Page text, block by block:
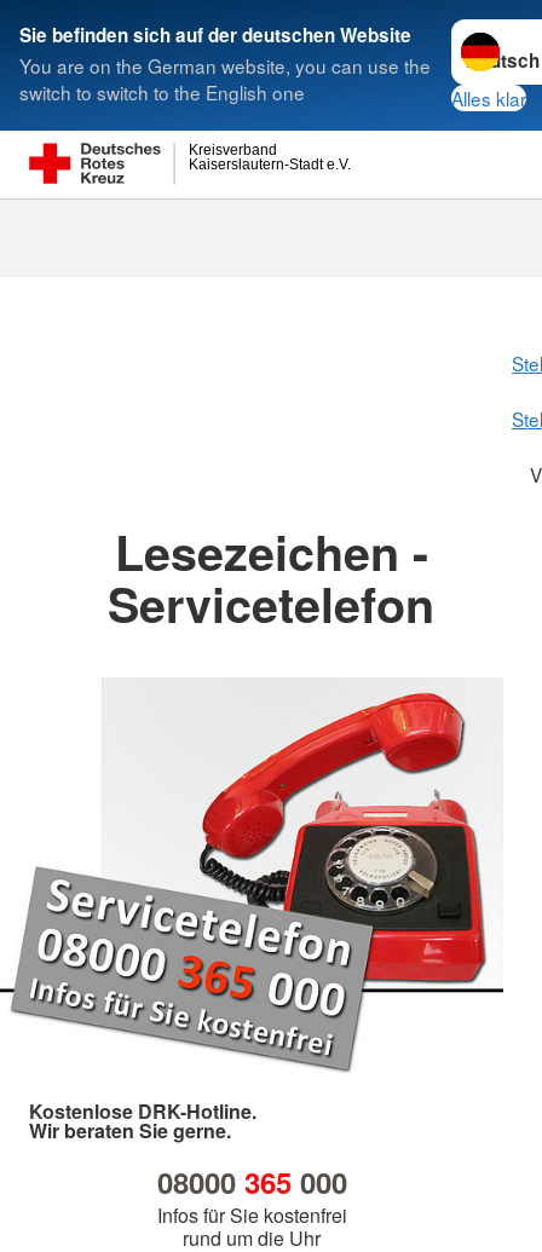
Sie befinden sich auf der deutschen Website
You are on the German website, you can use the
switch to switch to the English one
Sprache
Alles klar
Kaiserslautern-Stadt e.V.
Kreisverband
Suche
Lesezeichen -
Servicetelefon
Kostenlose DRK-Hotline.
Wir beraten Sie gerne.
08000 365000
Infos für Sie kostenfrei
rund um die Uhr